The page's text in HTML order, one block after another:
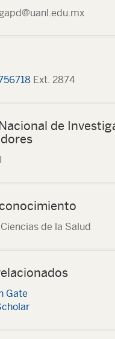
Ext. 2874
de
de la Salud
Gate